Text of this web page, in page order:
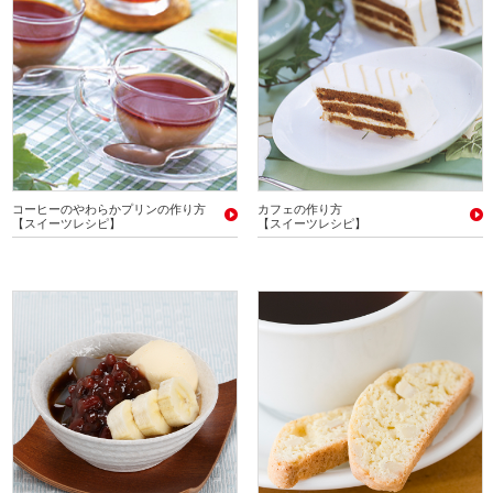
コーヒーのやわらかプリンの作り方
【スイーツレシピ】
カフェの作り方
【スイーツレシピ】